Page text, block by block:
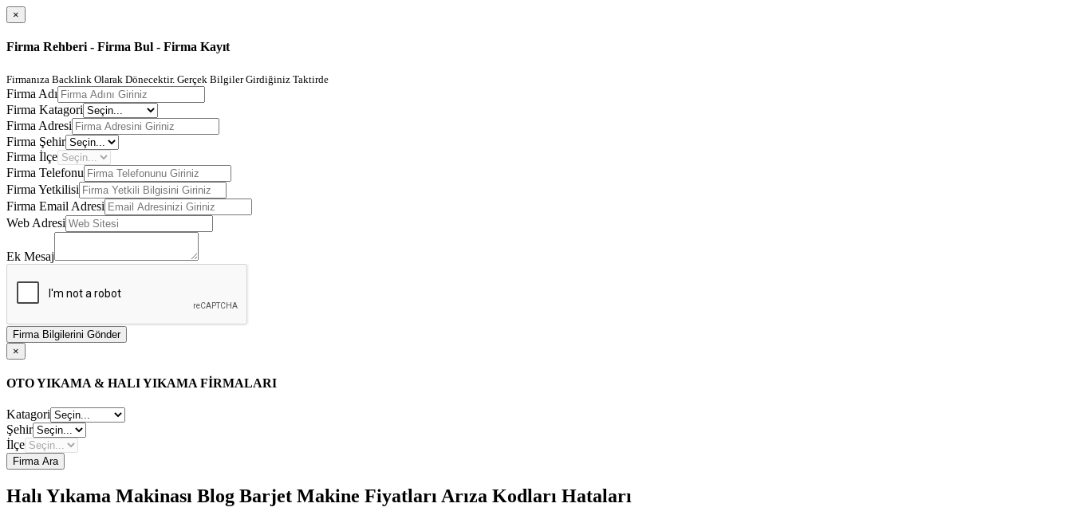
×
Firma Rehberi - Firma Bul - Firma Kayıt
Firmanıza Backlink Olarak Dönecektir. Gerçek Bilgiler Girdiğiniz Taktirde
Firma Adı
Firma Katagori
Firma Adresi
Firma Şehir
Firma İlçe
Firma Telefonu
Firma Yetkilisi
Firma Email Adresi
Web Adresi
Ek Mesaj
Firma Bilgilerini Gönder
×
OTO YIKAMA & HALI YIKAMA FİRMALARI
Katagori
Şehir
İlçe
Firma Ara
Halı Yıkama Makinası Blog Barjet Makine Fiyatları Arıza Kodları Hataları